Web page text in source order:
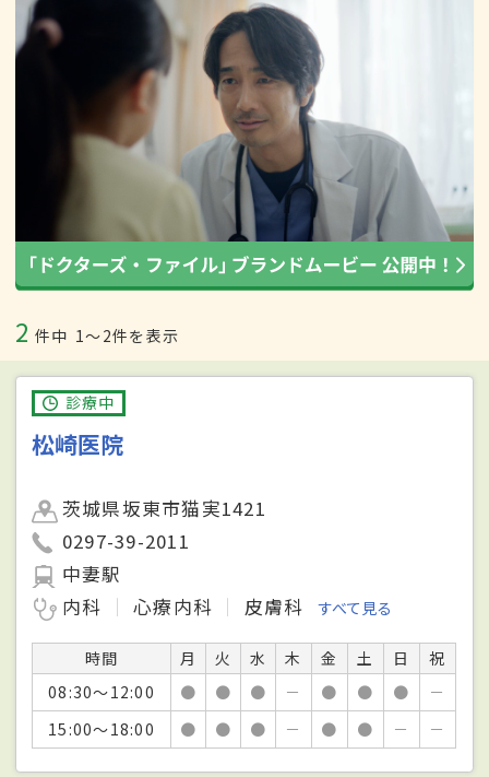
2 件中 1〜2件を表示
診療中
松崎医院
茨城県坂東市猫実1421
0297-39-2011
中妻駅
内科
心療内科 皮膚科 すべて見る
時間 月 火 水 木 金 土 日
祝
08:30～12:00
● ● ● － ● ● ●
－
15:00～18:00
● ● ● － ● ● － －